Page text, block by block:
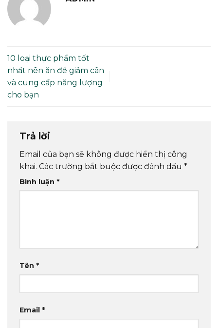
10 loại thực phẩm tốt
nhất nên ăn để giảm cân
và cung cấp năng lượng
cho bạn
Trả lời
Email của bạn sẽ không được hiển thị công
khai. Các trường bắt buộc được đánh dấu *
Bình luận *
Tên *
Email *